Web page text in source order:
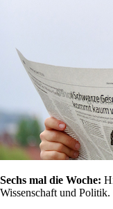
Sechs mal die Woche:
Wissenschaft und Politik.